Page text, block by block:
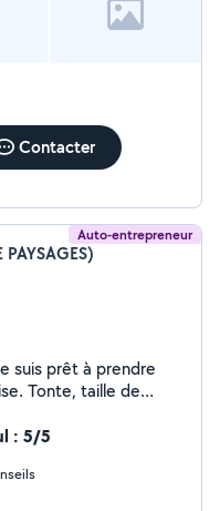
Contacter
Auto-entrepreneur
suis prêt à prendre
Tonte, taille de
pour embellir
la création de
et l'aménagement
: 5/5